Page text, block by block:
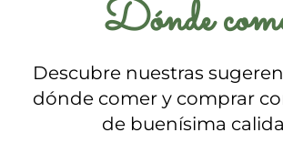
Dónde
Descubre nuestras
dónde comer y comprar
de buenísima